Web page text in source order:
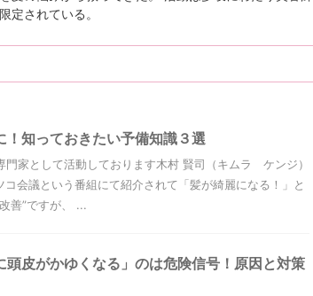
定されている。
！知っておきたい予備知識３選
門家として活動しております木村 賢司（キムラ ケンジ）
会議という番組にて紹介されて「髪が綺麗になる！」と
善”ですが、 ...
頭皮がかゆくなる」のは危険信号！原因と対策